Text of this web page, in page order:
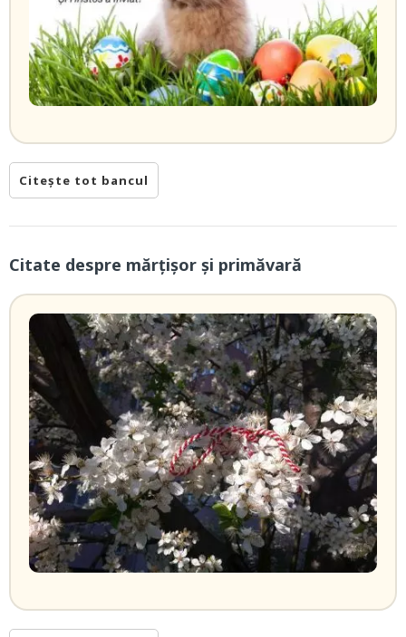
Citește tot bancul
Citate despre mărțișor și primăvară